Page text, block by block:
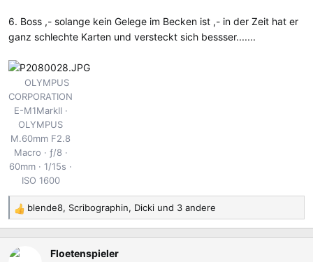
6. Boss ,- solange kein Gelege im Becken ist ,- in der Zeit hat er
ganz schlechte Karten und versteckt sich bessser.......
OLYMPUS
CORPORATION
E-M1MarkII
OLYMPUS
M.60mm F2.8
Macro
ƒ/8
60mm
1/15s
ISO 1600
R
e
a
k
blende8, Scribographin, Dicki und 3 andere
Floetenspieler